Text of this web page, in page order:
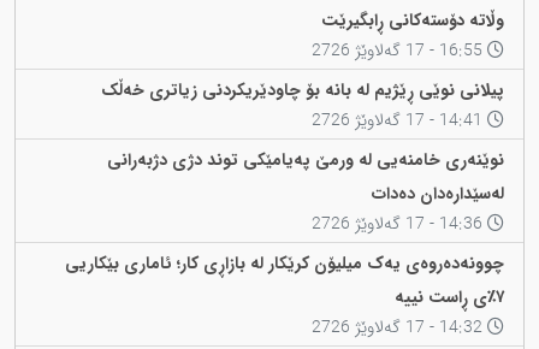
وڵاتە دۆستەکانی ڕابگیرێت
پیلانی نوێی ڕێژیم لە بانە بۆ چاودێریکردنی زیاتری خەڵک
نوێنەری خامنەیی لە ورمێ پەیامێکی توند دژی دژبەرانی
لەسێدارەدان دەدات
چوونەدەروەی یەک میلیۆن کرێکار لە بازاڕی کار؛ ئاماری بێکاریی
٧٪ی ڕاست نییە